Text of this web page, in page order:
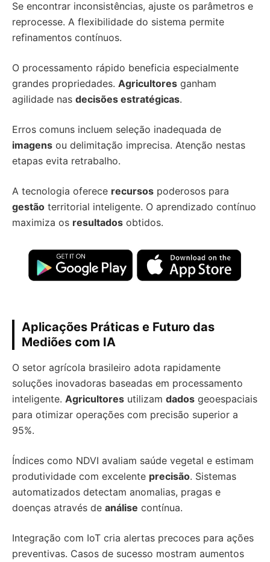
Se encontrar inconsistências, ajuste os parâmetros e
reprocesse. A flexibilidade do sistema permite
refinamentos contínuos.
O processamento rápido beneficia especialmente
grandes propriedades. Agricultores ganham
agilidade nas decisões estratégicas.
Erros comuns incluem seleção inadequada de
imagens ou delimitação imprecisa. Atenção nestas
etapas evita retrabalho.
A tecnologia oferece recursos poderosos para
gestão territorial inteligente. O aprendizado contínuo
maximiza os resultados obtidos.
Aplicações Práticas e Futuro das
Mediões com IA
O setor agrícola brasileiro adota rapidamente
soluções inovadoras baseadas em processamento
inteligente. Agricultores utilizam dados geoespaciais
para otimizar operações com precisão superior a
95%.
Índices como NDVI avaliam saúde vegetal e estimam
produtividade com excelente precisão. Sistemas
automatizados detectam anomalias, pragas e
doenças através de análise contínua.
Integração com IoT cria alertas precoces para ações
preventivas. Casos de sucesso mostram aumentos